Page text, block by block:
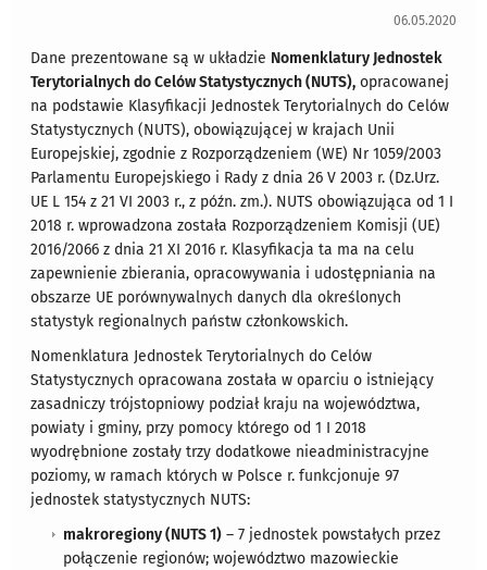
06.05.2020
Dane prezentowane są w układzie Nomenklatury Jednostek
Terytorialnych do Celów Statystycznych (NUTS), opracowanej
na podstawie Klasyfikacji Jednostek Terytorialnych do Celów
Statystycznych (NUTS), obowiązującej w krajach Unii
Europejskiej, zgodnie z Rozporządzeniem (WE) Nr 1059/2003
Parlamentu Europejskiego i Rady z dnia 26 V 2003 r. (Dz.Urz.
UE L 154 z 21 VI 2003 r., z późn. zm.). NUTS obowiązująca od 1 I
2018 r. wprowadzona została Rozporządzeniem Komisji (UE)
2016/2066 z dnia 21 XI 2016 r. Klasyfikacja ta ma na celu
zapewnienie zbierania, opracowywania i udostępniania na
obszarze UE porównywalnych danych dla określonych
statystyk regionalnych państw członkowskich.
Nomenklatura Jednostek Terytorialnych do Celów
Statystycznych opracowana została w oparciu o istniejący
zasadniczy trójstopniowy podział kraju na województwa,
powiaty i gminy, przy pomocy którego od 1 I 2018
wyodrębnione zostały trzy dodatkowe nieadministracyjne
poziomy, w ramach których w Polsce r. funkcjonuje 97
jednostek statystycznych NUTS:
makroregiony (NUTS 1) – 7 jednostek powstałych przez
połączenie regionów; województwo mazowieckie